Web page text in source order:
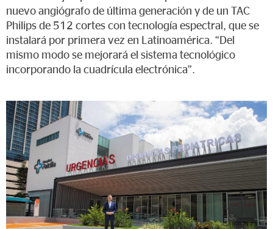
nuevo angiógrafo de última generación y de un TAC
Philips de 512 cortes con tecnología espectral, que se
instalará por primera vez en Latinoamérica. “Del
mismo modo se mejorará el sistema tecnológico
incorporando la cuadrícula electrónica”.